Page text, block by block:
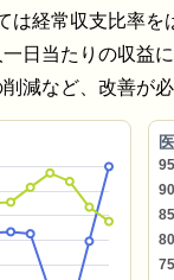
は経常収支比率
日当たりの収益
減など、改善が必